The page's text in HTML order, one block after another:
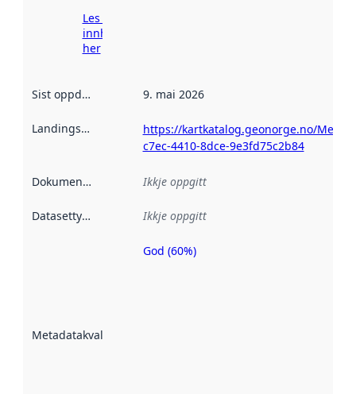
Les meir om
innhenting
her
Sist oppdatert 9. mai 2026
Landingsside
https://kartkatalog.geonorge.no/
c7ec-4410-8dce-9e3fd75c2b84
Dokumentasjon Ikkje oppgitt
Datasettype Ikkje oppgitt
Metadatakvalitet
Metadatakvalitet
God (60%)